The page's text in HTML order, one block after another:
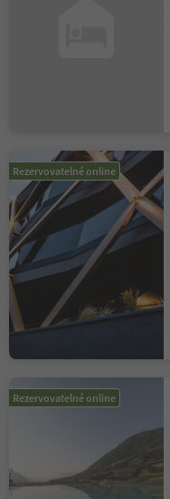
Rezervovatelné online
Rezervovatelné online